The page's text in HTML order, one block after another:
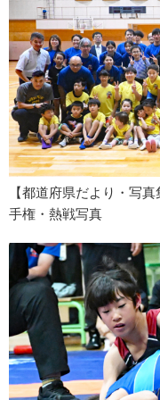
【都道府県だより・写
手権・熱戦写真